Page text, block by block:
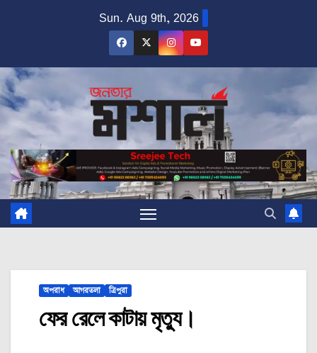
Sun. Aug 9th, 2026
অপরাধ আগরতলা ত্রিপুরা
ফের রেলে কাটায় মৃত্যু।